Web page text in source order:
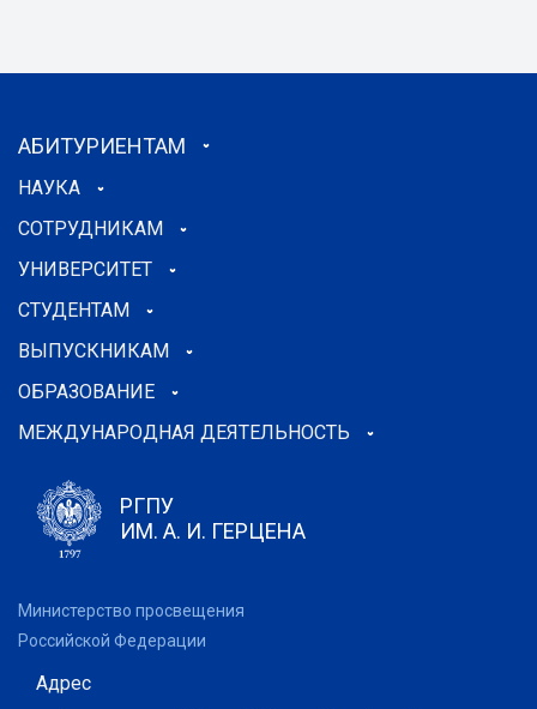
АБИТУРИЕНТАМ
НАУКА
СОТРУДНИКАМ
УНИВЕРСИТЕТ
СТУДЕНТАМ
ВЫПУСКНИКАМ
ОБРАЗОВАНИЕ
МЕЖДУНАРОДНАЯ ДЕЯТЕЛЬНОСТЬ
РГПУ
ИМ. А. И. ГЕРЦЕНА
Министерство просвещения
Российской Федерации
Адрес